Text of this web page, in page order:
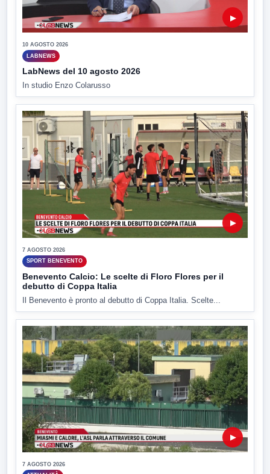
▶
10 AGOSTO 2026
LABNEWS
LabNews del 10 agosto 2026
In studio Enzo Colarusso
▶
7 AGOSTO 2026
SPORT BENEVENTO
Benevento Calcio: Le scelte di Floro Flores per il
debutto di Coppa Italia
Il Benevento è pronto al debutto di Coppa Italia. Scelte...
▶
7 AGOSTO 2026